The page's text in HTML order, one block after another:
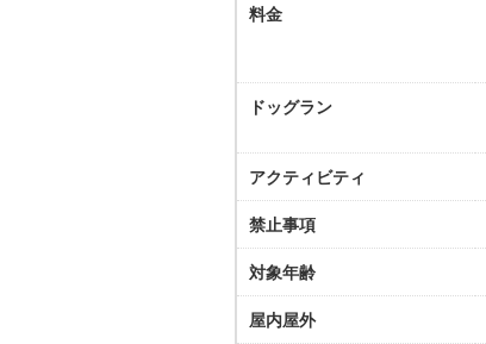
料金
ドッグラン
アクティビティ
禁止事項
対象年齢
屋内屋外